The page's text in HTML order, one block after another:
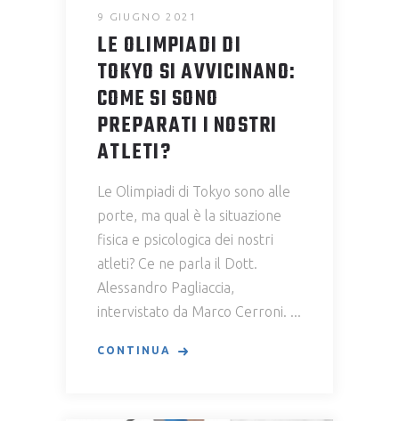
9 GIUGNO 2021
LE OLIMPIADI DI
TOKYO SI AVVICINANO:
COME SI SONO
PREPARATI I NOSTRI
ATLETI?
Le Olimpiadi di Tokyo sono alle
porte, ma qual è la situazione
fisica e psicologica dei nostri
atleti? Ce ne parla il Dott.
Alessandro Pagliaccia,
intervistato da Marco Cerroni.
CONTINUA